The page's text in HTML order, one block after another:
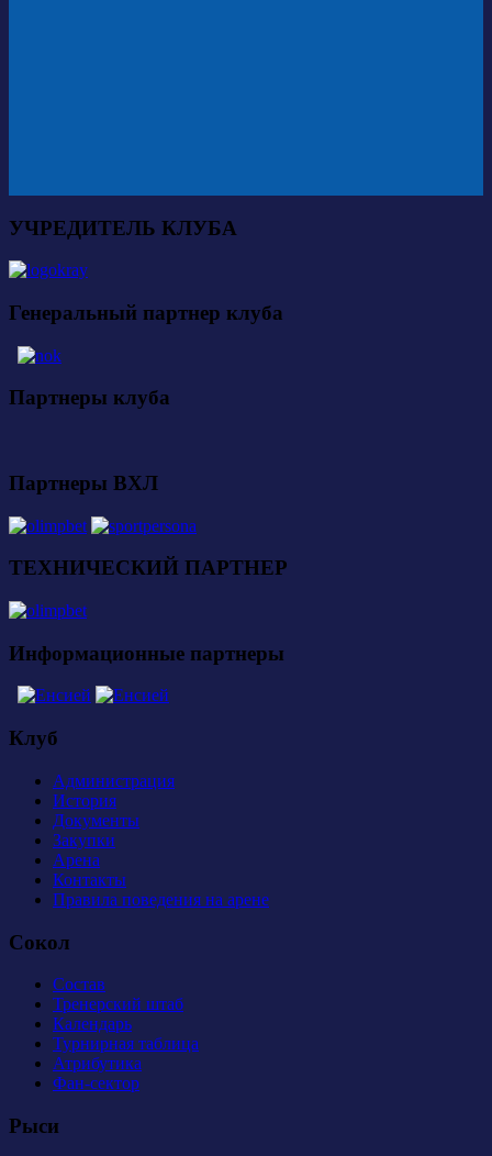
УЧРЕДИТЕЛЬ КЛУБА
Генеральный партнер клуба
Партнеры клуба
Партнеры ВХЛ
ТЕХНИЧЕСКИЙ ПАРТНЕР
Информационные партнеры
Клуб
Администрация
История
Документы
Закупки
Арена
Контакты
Правила поведения на арене
Сокол
Состав
Тренерский штаб
Календарь
Турнирная таблица
Атрибутика
Фан-сектор
Рыси